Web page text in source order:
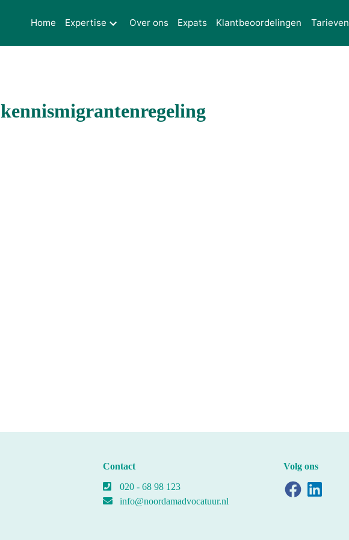
Home Expertise Over ons Expats Klantbeoordelingen Tarieven
kennismigrantenregeling
Contact
020 - 68 98 123
info@noordamadvocatuur.nl
Volg ons
FacebookLinkedIn